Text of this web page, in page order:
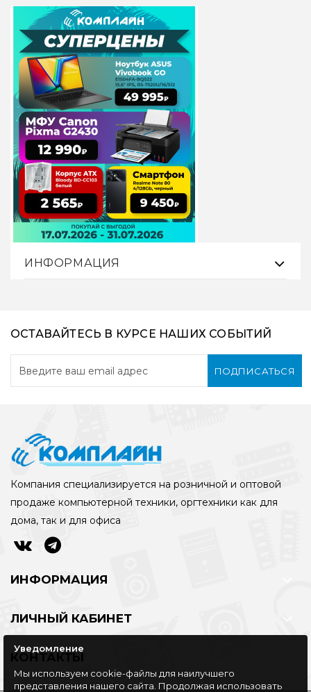
ИНФОРМАЦИЯ
ОСТАВАЙТЕСЬ В КУРСЕ НАШИХ СОБЫТИЙ
ПОДПИСАТЬСЯ
Компания специализируется на розничной и оптовой
продаже компьютерной техники, оргтехники как для
дома, так и для офиса
ИНФОРМАЦИЯ
ЛИЧНЫЙ КАБИНЕТ
КОНТАКТЫ
Уведомление
Мы используем cookie-файлы для наилучшего
представления нашего сайта. Продолжая использовать